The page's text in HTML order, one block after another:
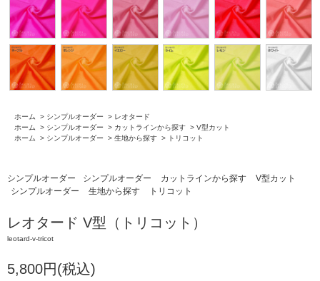
ホーム > シンプルオーダー > レオタード
ホーム
> シンプルオーダー > カットラインから探す > V型カット
ホーム
> シンプルオーダー > 生地から探す > トリコット
シンプルオーダー シンプルオーダー カットラインから探す
V型カット
シンプルオーダー
生地から探す トリコット
レオタード V型（トリコット）
leotard-v-tricot
5,800円(税込)